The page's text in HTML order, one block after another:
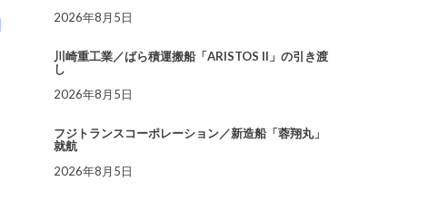
2026年8月5日
川崎重工業／ばら積運搬船「ARISTOS II」の引き渡
し
2026年8月5日
フジトランスコーポレーション／新造船「蓉翔丸」
就航
2026年8月5日